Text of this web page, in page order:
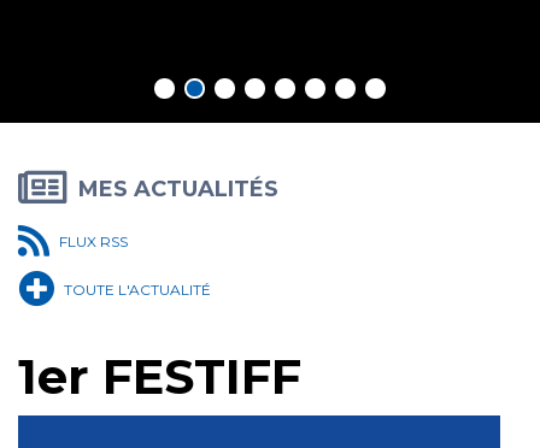
MES ACTUALITÉS
FLUX RSS
TOUTE L'ACTUALITÉ
1er FESTIFF